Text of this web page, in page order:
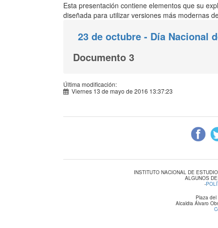
Esta presentación contiene elementos que su
diseñada para utilizar versiones más modernas
23 de octubre - Día Nacional
Documento 3
Última modificación:
Viernes 13 de mayo de 2016 13:37:23
INSTITUTO NACIONAL DE
ALGUNOS
-
Plaza
Alcaldia Álvaro